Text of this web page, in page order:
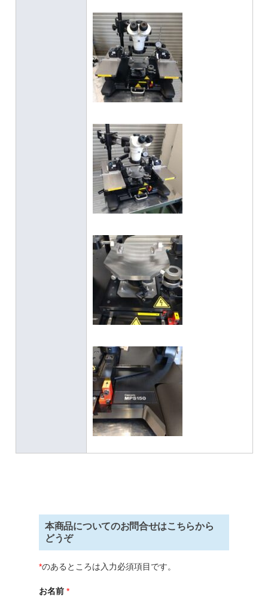
本商品についてのお問合せはこちらから
どうぞ
*のあるところは入力必須項目です。
お名前 *